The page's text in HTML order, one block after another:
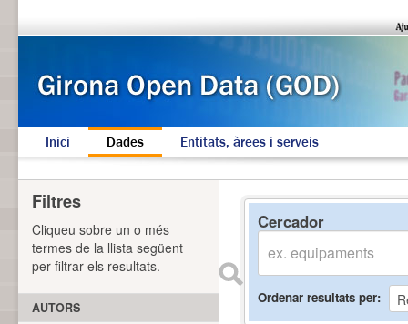
Inici Dades Entitats, àrees i serveis
Cercador
Ordenar resultats per
Filtres
Cliqueu sobre un o més
termes de la llista següent
per filtrar els resultats.
AUTORS